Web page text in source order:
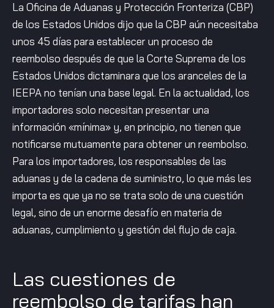
La Oficina de Aduanas y Protección Fronteriza (CBP)
de los Estados Unidos dijo que la CBP aún necesitaba
unos 45 días para establecer un proceso de
reembolso después de que la Corte Suprema de los
Estados Unidos dictaminara que los aranceles de la
IEEPA no tenían una base legal. En la actualidad, los
importadores solo necesitan presentar una
información «mínima» y, en principio, no tienen que
notificarse mutuamente para obtener un reembolso.
Para los importadores, los responsables de las
aduanas y de la cadena de suministro, lo que más les
importa es que ya no se trata solo de una cuestión
legal, sino de un enorme desafío en materia de
aduanas, cumplimiento y gestión del flujo de caja.
Las cuestiones de
reembolso de tarifas han